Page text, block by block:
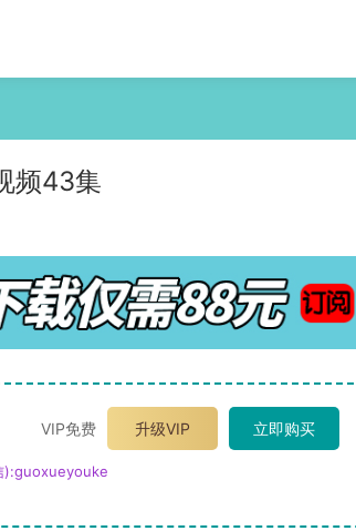
频43集
VIP免费 升级VIP 立即购买
):guoxueyouke